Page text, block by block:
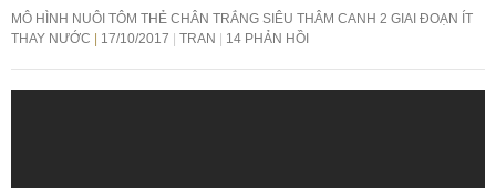
MÔ HÌNH NUÔI TÔM THẺ CHÂN TRẮNG SIÊU THÂM CANH 2 GIAI ĐOẠN ÍT
THAY NƯỚC
17/10/2017 TRAN 14 PHẢN HỒI